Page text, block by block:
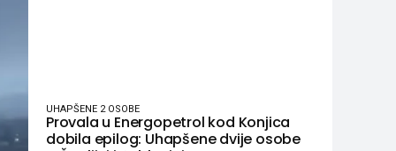
UHAPŠENE 2 OSOBE
Provala u Energopetrol kod Konjica
dobila epilog: Uhapšene dvije osobe